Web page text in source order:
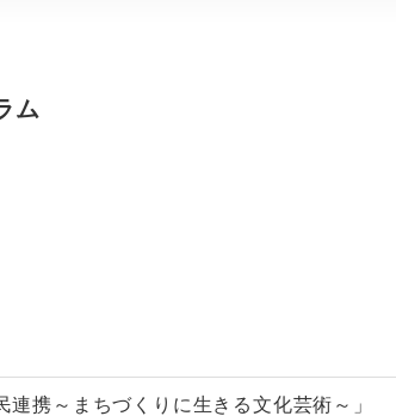
ム
連携～まちづくりに生きる文化芸術～」